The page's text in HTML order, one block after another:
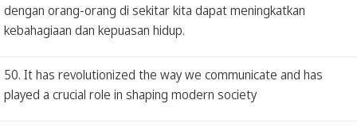
dengan orang-orang di sekitar kita dapat meningkatkan
kebahagiaan dan kepuasan hidup.
50. It has revolutionized the way we communicate and has
played a crucial role in shaping modern society